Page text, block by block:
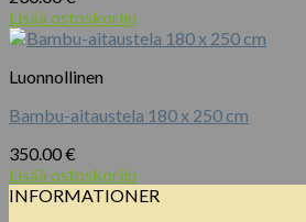
Lisää ostoskoriin
Luonnollinen
Bambu-aitaustela 180 x 250 cm
350.00€
Lisää ostoskoriin
INFORMATIONER